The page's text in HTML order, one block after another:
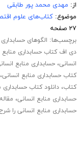
از: مهدی محمد پور طابقی
موضوع:کتاب‌های علوم
۲۷ صفحه
برچسب‌ها: الگوهای
دی اف کتاب حسابداری منابع
انسانی،حسابداری منابع
کتاب حسابداری منابع انسانی
کتاب،دانلود کتاب حسابداری
حسابداری منابع انسانی،
حسابداری منابع انسانی را